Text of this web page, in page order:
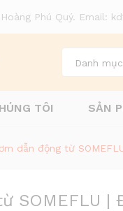
Phú Quý. Email:
Danh mục
TÔI SẢN
dẫn động từ
SOMEFLU |